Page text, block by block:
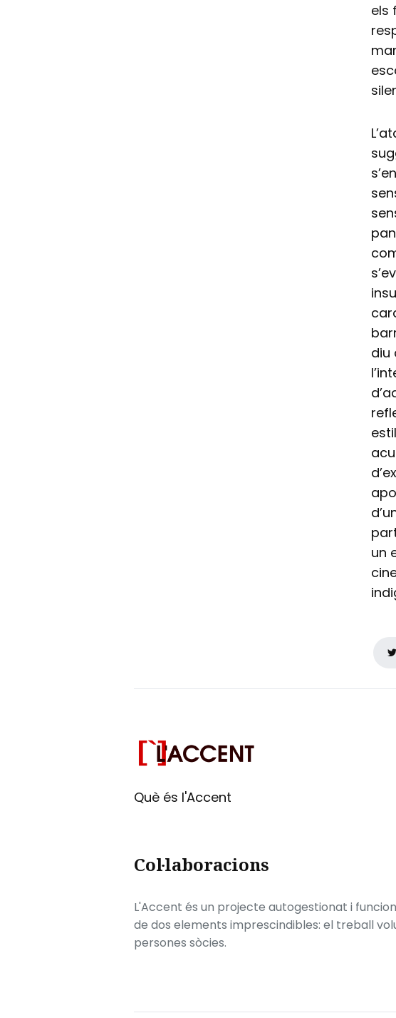
els
diu
un
Què és l'Accent
Col·laboracions
L'Accent és un projecte autogestionat i
de dos elements imprescindibles: el treball
persones sòcies.